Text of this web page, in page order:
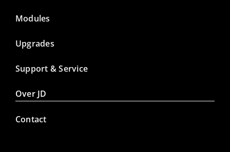
Modules
Upgrades
Support & Service
Over JD
Contact